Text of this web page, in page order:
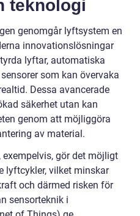
teknologi
genomgår lyftsystem en
innovationslösningar
lyftar, automatiska
som kan övervaka
Dessa avancerade
säkerhet utan kan
genom att möjliggöra
av material.
gör det möjligt
lyftcykler, vilket minskar
och därmed risken för
sensorteknik i